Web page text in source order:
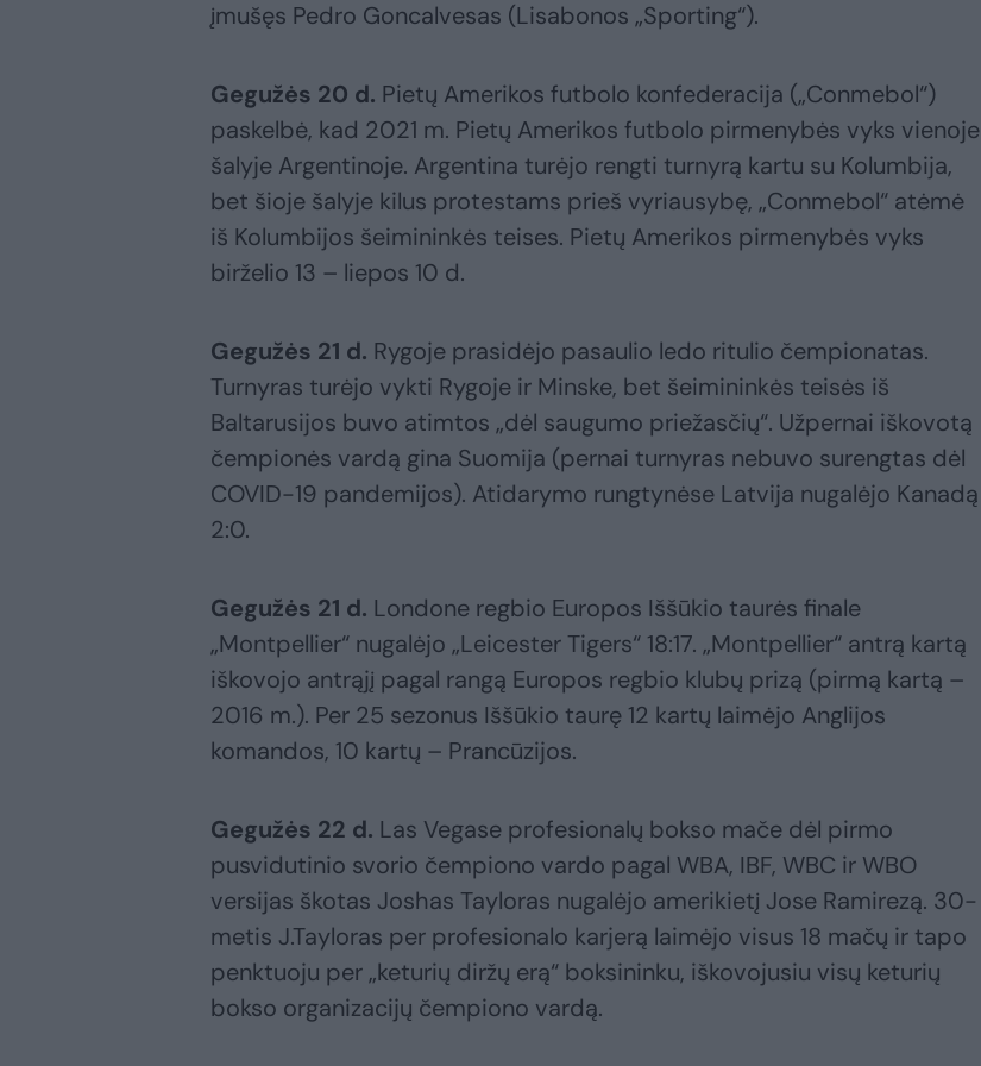
įmušęs Pedro Goncalvesas (Lisabonos „Sporting“).
Gegužės 20 d. Pietų Amerikos futbolo konfederacija („Conmebol“)
paskelbė, kad 2021 m. Pietų Amerikos futbolo pirmenybės vyks vienoje
šalyje Argentinoje. Argentina turėjo rengti turnyrą kartu su Kolumbija,
bet šioje šalyje kilus protestams prieš vyriausybę, „Conmebol“ atėmė
iš Kolumbijos šeimininkės teises. Pietų Amerikos pirmenybės vyks
birželio 13 – liepos 10 d.
Gegužės 21 d. Rygoje prasidėjo pasaulio ledo ritulio čempionatas.
Turnyras turėjo vykti Rygoje ir Minske, bet šeimininkės teisės iš
Baltarusijos buvo atimtos „dėl saugumo priežasčių“. Užpernai iškovotą
čempionės vardą gina Suomija (pernai turnyras nebuvo surengtas dėl
COVID-19 pandemijos). Atidarymo rungtynėse Latvija nugalėjo Kanadą
2:0.
Gegužės 21 d. Londone regbio Europos Iššūkio taurės finale
„Montpellier“ nugalėjo „Leicester Tigers“ 18:17. „Montpellier“ antrą kartą
iškovojo antrąjį pagal rangą Europos regbio klubų prizą (pirmą kartą –
2016 m.). Per 25 sezonus Iššūkio taurę 12 kartų laimėjo Anglijos
komandos, 10 kartų – Prancūzijos.
Gegužės 22 d. Las Vegase profesionalų bokso mače dėl pirmo
pusvidutinio svorio čempiono vardo pagal WBA, IBF, WBC ir WBO
versijas škotas Joshas Tayloras nugalėjo amerikietį Jose Ramirezą. 30-
metis J.Tayloras per profesionalo karjerą laimėjo visus 18 mačų ir tapo
penktuoju per „keturių diržų erą“ boksininku, iškovojusiu visų keturių
bokso organizacijų čempiono vardą.